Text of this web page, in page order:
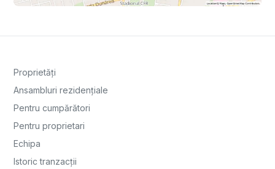
Proprietăți
Ansambluri rezidențiale
Pentru cumpărători
Pentru proprietari
Echipa
Istoric tranzacții